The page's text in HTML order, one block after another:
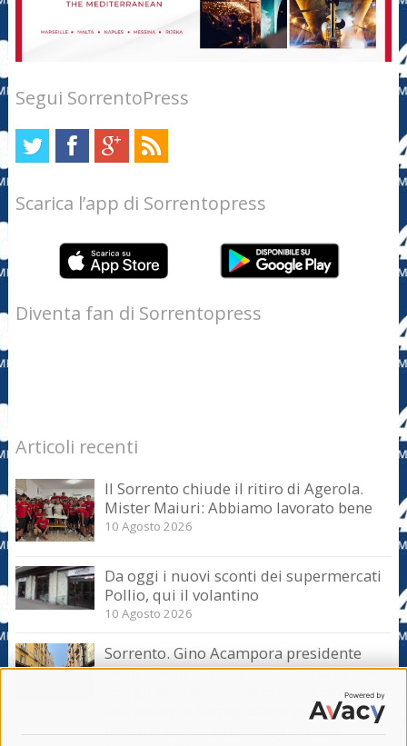
Segui SorrentoPress
Scarica l’app di Sorrentopress
Diventa fan di Sorrentopress
Articoli recenti
Il Sorrento chiude il ritiro di Agerola.
Mister Maiuri: Abbiamo lavorato bene
10 Agosto 2026
Da oggi i nuovi sconti dei supermercati
Pollio, qui il volantino
10 Agosto 2026
Sorrento. Gino Acampora presidente
degli agenti di viaggio: Turismo in linea
con gli anni scorsi ma calo nel clou
dell’estate, a Ferragosto si punta sul last
minute. Bene settembre e ottobre